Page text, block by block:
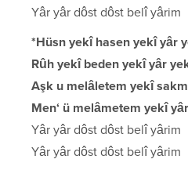
Yâr yâr dôst dôst belî yârim
*Hüsn yekî hasen yekî yâr
Rûh yekî beden yekî yâr
Aşk u melâletem yekî
Men‘ ü melâmetem yekî
Yâr yâr dôst dôst belî yârim
Yâr yâr dôst dôst belî yârim